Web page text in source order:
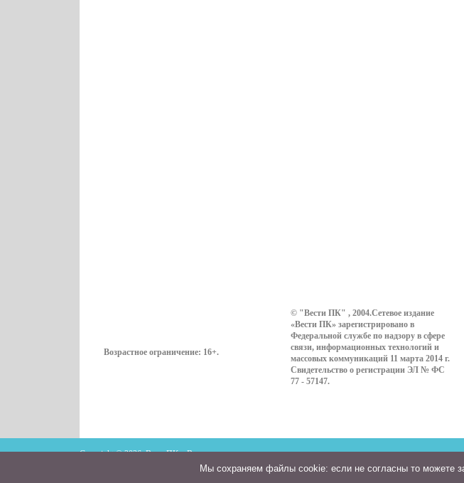
Возрастное ограничение: 16+.
© "Вести ПК" , 2004.Сетевое издание
«Вести ПК» зарегистрировано в
Федеральной службе по надзору в сфере
связи, информационных технологий и
массовых коммуникаций 11 марта 2014 г.
Свидетельство о регистрации ЭЛ № ФС
77 - 57147.
Copyright © 2026. ВестиПК в Воронеже
Мы cохраняем файлы cookie: если не согласны то можете